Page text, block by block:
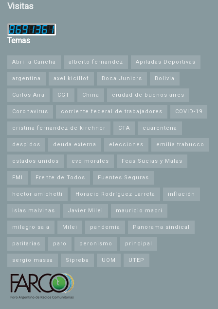
Visitas
Temas
Abrí la Cancha alberto fernandez Apiladas Deportivas
argentina axel kicillof Boca Juniors Bolivia
Carlos Aira CGT China ciudad de buenos aires
Coronavirus corriente federal de trabajadores COVID-19
cristina fernandez de kirchner CTA cuarentena
despidos deuda externa elecciones emilia trabucco
estados unidos evo morales Feas Sucias y Malas
FMI Frente de Todos Fuentes Seguras
hector amichetti Horacio Rodríguez Larreta inflación
islas malvinas Javier Milei mauricio macri
milagro sala Milei pandemia Panorama sindical
paritarias paro peronismo principal
sergio massa Sipreba UOM UTEP